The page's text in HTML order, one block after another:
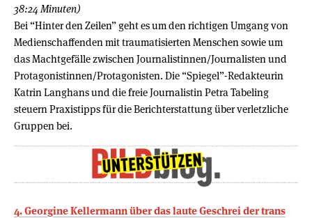
38:24 Minuten)
Bei “Hinter den Zeilen” geht es um den richtigen Umgang von
Medienschaffenden mit traumatisierten Menschen sowie um
das Machtgefälle zwischen Journalistinnen/Journalisten und
Protagonistinnen/Protagonisten. Die “Spiegel”-Redakteurin
Katrin Langhans und die freie Journalistin Petra Tabeling
steuern Praxistipps für die Berichterstattung über verletzliche
Gruppen bei.
4. Georgine Kellermann über das laute Geschrei der trans